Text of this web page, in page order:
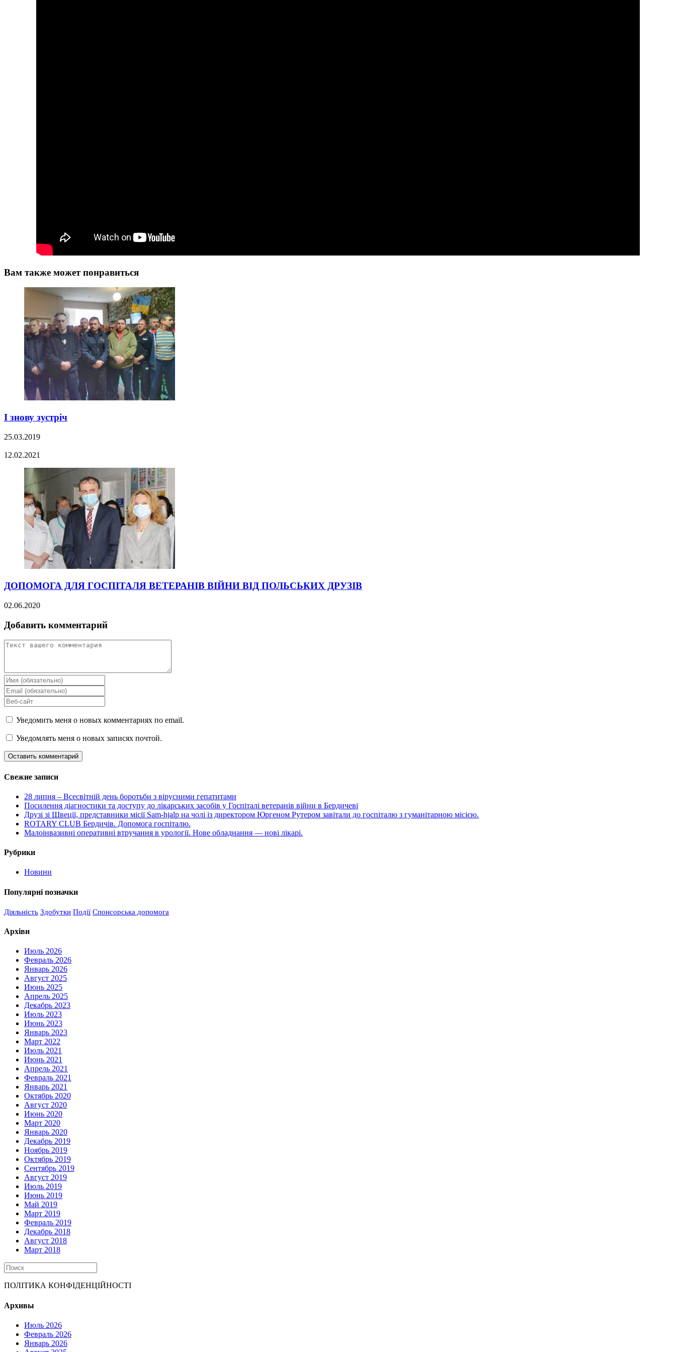
Вам также может понравиться
І знову зустріч
25.03.2019
12.02.2021
ДОПОМОГА ДЛЯ ГОСПІТАЛЯ ВЕТЕРАНІВ ВІЙНИ ВІД ПОЛЬСЬКИХ ДРУЗІВ
02.06.2020
Добавить комментарий
Уведомить меня о новых комментариях по email.
Уведомлять меня о новых записях почтой.
Свежие записи
28 липня – Всесвітній день боротьби з вірусними гепатитами
Посилення діагностики та доступу до лікарських засобів у Госпіталі ветеранів війни в Бердичеві
Друзі зі Швеції, представники місії Sam-hjalp на чолі із директором Юргеном Рутером завітали до госпіталю з гуманітарною місією.
ROTARY CLUB Бердичів. Допомога госпіталю.
Малоінвазивні оперативні втручання в урології. Нове обладнання — нові лікарі.
Рубрики
Новини
Популярні позначки
Діяльність Здобутки Події Спонсорська допомога
Архіви
Июль 2026
Февраль 2026
Январь 2026
Август 2025
Июнь 2025
Апрель 2025
Декабрь 2023
Июль 2023
Июнь 2023
Январь 2023
Март 2022
Июль 2021
Июнь 2021
Апрель 2021
Февраль 2021
Январь 2021
Октябрь 2020
Август 2020
Июнь 2020
Март 2020
Январь 2020
Декабрь 2019
Ноябрь 2019
Октябрь 2019
Сентябрь 2019
Август 2019
Июль 2019
Июнь 2019
Май 2019
Март 2019
Февраль 2019
Декабрь 2018
Август 2018
Март 2018
ПОЛІТИКА КОНФІДЕНЦІЙНОСТІ
Архивы
Июль 2026
Февраль 2026
Январь 2026